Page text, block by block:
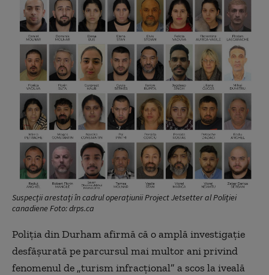
Suspecții arestați în cadrul operațiunii Project Jetsetter al Poliției
canadiene Foto: drps.ca
Poliţia din Durham afirmă că o amplă investigaţie
desfăşurată pe parcursul mai multor ani privind
fenomenul de „turism infracţional” a scos la iveală